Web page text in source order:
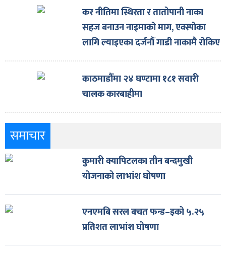
कर नीतिमा स्थिरता र तातोपानी नाका
सहज बनाउन नाइमाको माग, एक्स्पोका
लागि ल्याइएका दर्जनौँ गाडी नाकामै रोकिए
काठमाडौँमा २४ घण्टामा १८१ सवारी
चालक कारबाहीमा
समाचार
कुमारी क्यापिटलका तीन बन्दमुखी
योजनाको लाभांश घोषणा
एनएमबि सरल बचत फन्ड–इको ५.२५
प्रतिशत लाभांश घोषणा